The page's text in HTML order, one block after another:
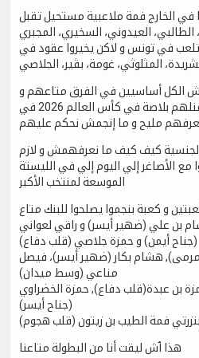
في الخارج فمة ملاعبية مستحيل تقبل
العيدوني، السخيري، المجبري
تلعب في تونس و لاكن يخيروا عقود في
الكل أساسيين في الفرق متاعهم و
ممكن بلاصة في الترجي تضمنلهم بلاصة في كأس العالم 2026 في
نعرفهم مليح و ما إنجمش نحكم عليهم
كيف كيف ما نعرفهمش و لازم
مع الأصاغر إلي اليوم إلي في الليستة
الموسعة لمنتخب الأكبر
و كعبة بنجموا يصلحوا للبنك متاع
بن علي (ضهير أيسر) و راقي لعواني
(جناح أيمن) و حمزة جلاصي (قلب دفاع)
هشام بكار (ضهير أيسر)، فيصل
مناعي (وسط ميدان)
بن عبدة(قلب دفاع), حمزة الخضراوي
(جناح أيسر)
فمة الطيب بن زيتون (قلب هجوم)
هذا ٱش ليقت أنا من البطولة متاعنا